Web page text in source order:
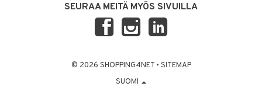
SEURAA MEITÄ MYÖS SIVUILLA
© 2026 SHOPPING4NET • SITEMAP
SUOMI